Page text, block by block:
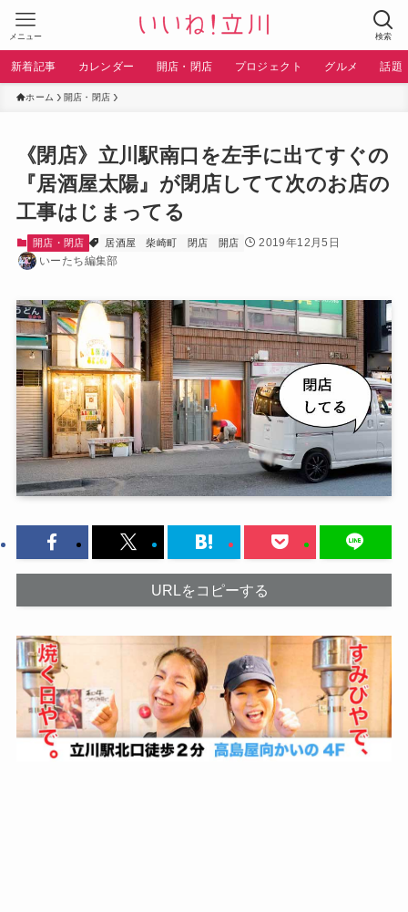
検索
メニュー
新着記事 カレンダー 開店・閉店 プロジェクト グルメ 話題
ホーム 開店・閉店
《閉店》立川駅南口を左手に出てすぐの
『居酒屋太陽』が閉店してて次のお店の
工事はじまってる
開店・閉店 居酒屋 柴崎町 閉店 開店
2019年12月5日
いーたち編集部
URLをコピーする